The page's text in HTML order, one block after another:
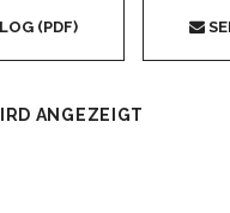
(PDF)
ANGEZEIGT